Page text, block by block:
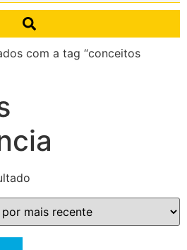
com a tag “conceitos